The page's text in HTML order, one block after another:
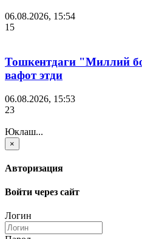
06.08.2026, 15:54
15
Тошкентдаги "Миллий
вафот этди
06.08.2026, 15:53
23
Юклаш...
×
Авторизация
Войти через сайт
Логин